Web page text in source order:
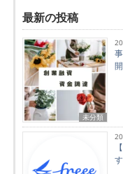
最新の投稿
未分類
す